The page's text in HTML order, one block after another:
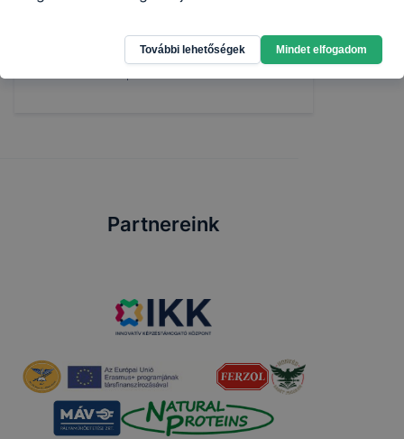
munkatársa a 9.évfolyam tanulói részére.
Partnereink
További lehetőségek Mindet elfogadom